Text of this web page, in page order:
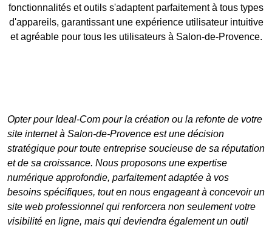
fonctionnalités et outils s'adaptent parfaitement à tous types
d'appareils, garantissant une expérience utilisateur intuitive
et agréable pour tous les utilisateurs à Salon-de-Provence.
Opter pour Ideal-Com pour la création ou la refonte de votre
site internet à Salon-de-Provence est une décision
stratégique pour toute entreprise soucieuse de sa réputation
et de sa croissance. Nous proposons une expertise
numérique approfondie, parfaitement adaptée à vos
besoins spécifiques, tout en nous engageant à concevoir un
site web professionnel qui renforcera non seulement votre
visibilité en ligne, mais qui deviendra également un outil